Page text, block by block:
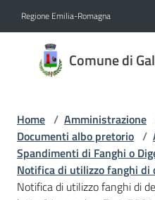
Regione Emilia-Romagna
Comune di
Comune
di
Amministrazione
Menu selezionato
Novità
Home / Amministrazione
Documenti albo pretorio /
Spandimenti di Fanghi o
Notifica di utilizzo fanghi di
Notifica di utilizzo fanghi di